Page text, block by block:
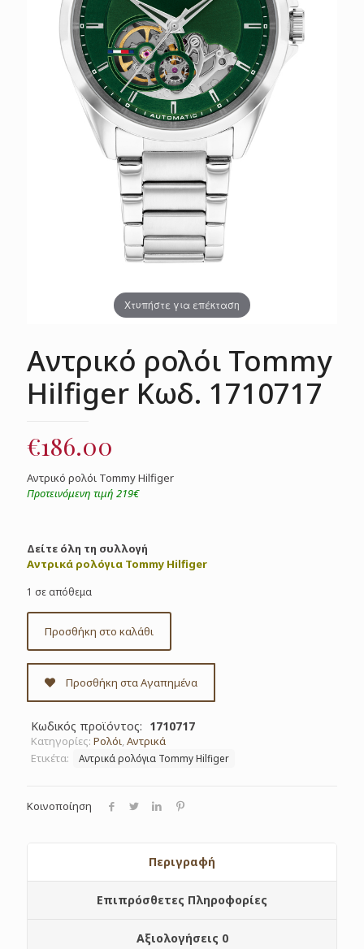
Χτυπήστε για επέκταση
Αντρικό ρολόι Tommy
Hilfiger Κωδ. 1710717
€186.00
Αντρικό ρολόι Tommy Hilfiger
Προτεινόμενη τιμή 219€
Δείτε όλη τη συλλογή
Αντρικά ρολόγια Tommy Hilfiger
1 σε απόθεμα
Προσθήκη στο καλάθι
Προσθήκη στα Αγαπημένα
Κωδικός προϊόντος: 1710717
Κατηγορίες: Ρολόι,Αντρικά
Ετικέτα:
Αντρικά ρολόγια Tommy Hilfiger
Κοινοποίηση
Περιγραφή
Επιπρόσθετες Πληροφορίες
Αξιολογήσεις 0